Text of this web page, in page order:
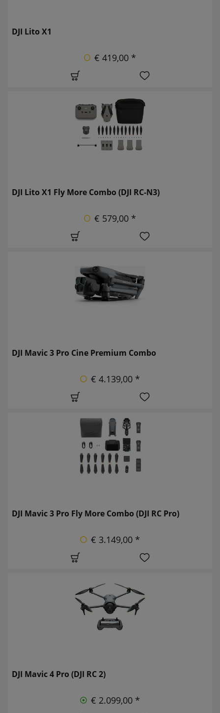
DJI Lito X1
€ 419,00 *
DJI Lito X1 Fly More Combo (DJI RC-N3)
€ 579,00 *
DJI Mavic 3 Pro Cine Premium Combo
€ 4.139,00 *
DJI Mavic 3 Pro Fly More Combo (DJI RC Pro)
€ 3.149,00 *
DJI Mavic 4 Pro (DJI RC 2)
€ 2.099,00 *